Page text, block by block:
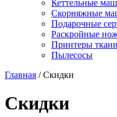
Кеттельные
Скорняжные
Подарочные
Раскройные
Принтеры
Пылесосы
Главная /Скидки
Скидки